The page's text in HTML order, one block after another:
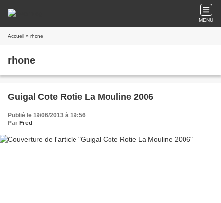
MENU
Accueil » rhone
rhone
Guigal Cote Rotie La Mouline 2006
Publié le 19/06/2013 à 19:56
Par Fred